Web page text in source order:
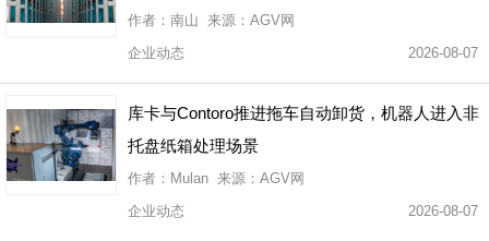
作者：南山 来源：AGV网
企业动态
2026-08-07
库卡与Contoro推进拖车自动卸货，机器人进入非
托盘纸箱处理场景
作者：Mulan 来源：AGV网
企业动态
2026-08-07